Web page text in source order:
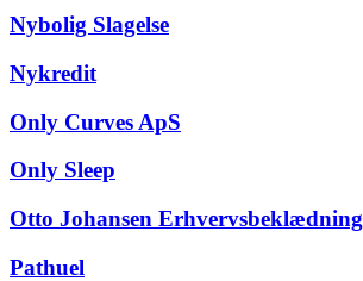
Nybolig Slagelse
Nykredit
Only Curves ApS
Only Sleep
Otto Johansen Erhvervsbeklædning
Pathuel